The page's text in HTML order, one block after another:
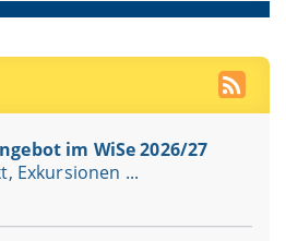
im WiSe 2026/27
Exkursionen ...